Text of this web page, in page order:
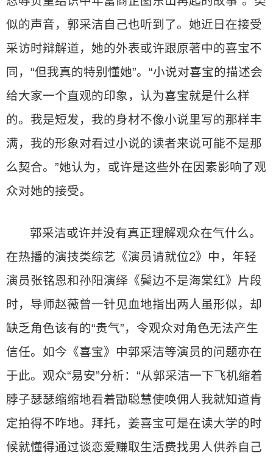
似的声音，郭采洁自己也听到了。她近日在接受
采访时辩解道，她的外表或许跟原著中的喜宝不
同，“但我真的特别懂她”。“小说对喜宝的描述会
给大家一个直观的印象，认为喜宝就是什么样
的。我是短发，我的身材不像小说里写的那样丰
满，我的形象对看过小说的读者来说可能不是那
么契合。”她认为，或许是这些外在因素影响了观
众对她的接受。
郭采洁或许并没有真正理解观众在气什么。
在热播的演技类综艺《演员请就位2》中，年轻
演员张铭恩和孙阳演绎《鬓边不是海棠红》片段
时，导师赵薇曾一针见血地指出两人虽形似，却
缺乏角色该有的“贵气”，令观众对角色无法产生
信任。如今《喜宝》中郭采洁等演员的问题亦在
于此。观众“易安”分析：“从郭采洁一下飞机缩着
脖子瑟瑟缩缩地看着勖聪慧使唤佣人我就知道肯
定拍得不咋地。拜托，姜喜宝可是在读大学的时
候就懂得通过谈恋爱赚取生活费找男人供养自己